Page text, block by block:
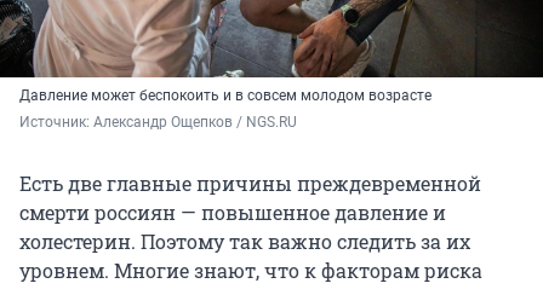
Давление может беспокоить и в совсем молодом возрасте
Источник: Александр Ощепков / NGS.RU
Есть две главные причины преждевременной
смерти россиян — повышенное давление и
холестерин. Поэтому так важно следить за их
уровнем. Многие знают, что к факторам риска